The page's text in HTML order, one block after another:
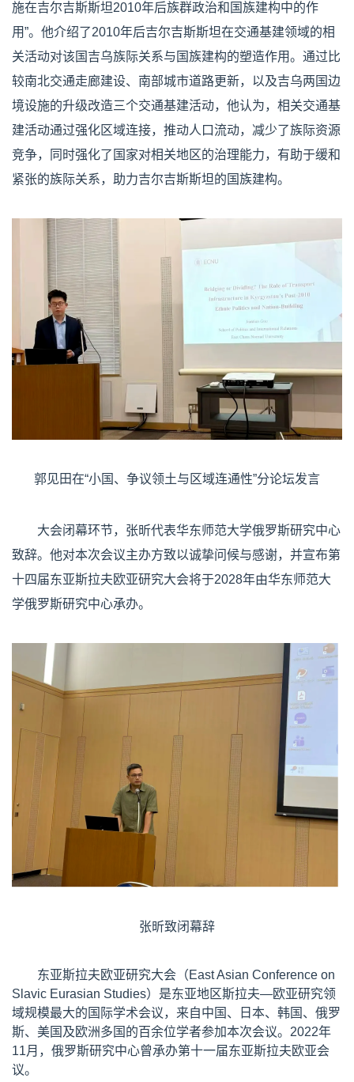
施在吉尔吉斯斯坦2010年后族群政治和国族建构中的作
用”。他介绍了2010年后吉尔吉斯斯坦在交通基建领域的相
关活动对该国吉乌族际关系与国族建构的塑造作用。通过比
较南北交通走廊建设、南部城市道路更新，以及吉乌两国边
境设施的升级改造三个交通基建活动，他认为，相关交通基
建活动通过强化区域连接，推动人口流动，减少了族际资源
竞争，同时强化了国家对相关地区的治理能力，有助于缓和
紧张的族际关系，助力吉尔吉斯斯坦的国族建构。
郭见田在“小国、争议领土与区域连通性”分论坛发言
大会闭幕环节，张昕代表华东师范大学俄罗斯研究中心
致辞。他对本次会议主办方致以诚挚问候与感谢，并宣布第
十四届东亚斯拉夫欧亚研究大会将于2028年由华东师范大
学俄罗斯研究中心承办。
张昕致闭幕辞
东亚斯拉夫欧亚研究大会（East Asian Conference on
Slavic Eurasian Studies）是东亚地区斯拉夫—欧亚研究领
域规模最大的国际学术会议，来自中国、日本、韩国、俄罗
斯、美国及欧洲多国的百余位学者参加本次会议。2022年
11月，俄罗斯研究中心曾承办第十一届东亚斯拉夫欧亚会
议。